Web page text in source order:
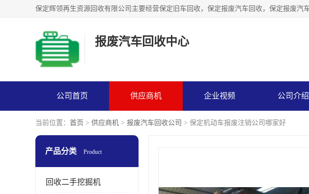
报废汽车回收中心
公司首页 供应商机 企业视频 公司介绍
当前位置： 首页 > 供应商机 > 报废汽车回收公司 > 保定机动车报废注销公司哪家好
产品分类 Product
回收二手挖掘机